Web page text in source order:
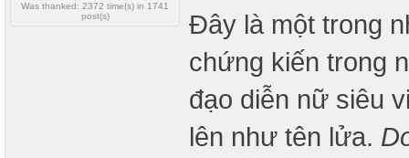
Was thanked: 2372 time(s) in 1741
post(s)
Đây là một trong
chứng kiến trong
đạo diễn nữ siêu
lên như tên lửa.